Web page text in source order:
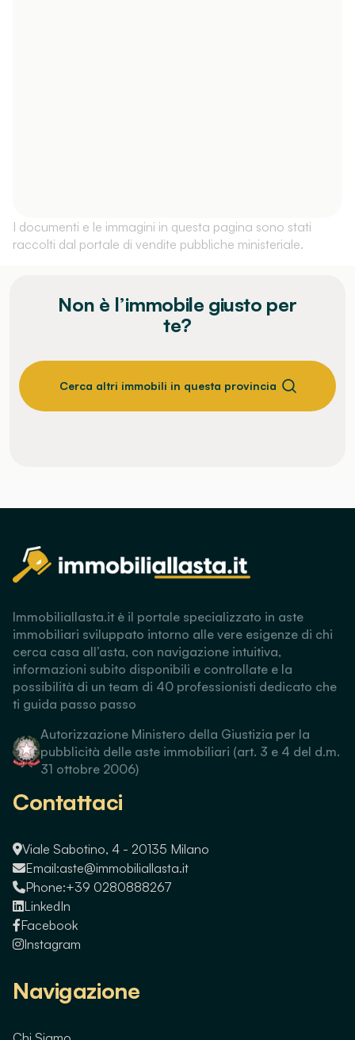
I documenti e le immagini in questa pagina sono stati
raccolti dal portale di vendite pubbliche ministeriale.
Non è l’immobile giusto per
te?
Cerca altri immobili in questa provincia
Immobiliallasta.it è il portale specializzato in aste
immobiliari sviluppato intorno alle vere esigenze di chi
cerca casa all’asta, con navigazione intuitiva,
informazioni subito disponibili e controllate e la
possibilità di un team di 40 professionisti dedicato che
ti guida passo passo
Autorizzazione Ministero della Giustizia per la
pubblicità delle aste immobiliari (art. 3 e 4 del d.m.
31 ottobre 2006)
Contattaci
Viale Sabotino, 4 - 20135 Milano
Email:aste@immobiliallasta.it
Phone:+39 0280888267
LinkedIn
Facebook
Instagram
Navigazione